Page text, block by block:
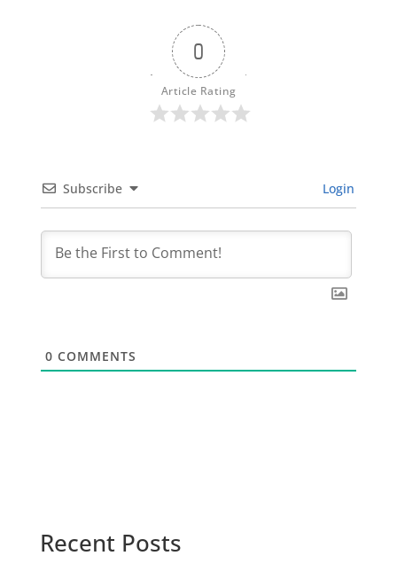
0
Article Rating
Subscribe Login
0 COMMENTS
Recent Posts